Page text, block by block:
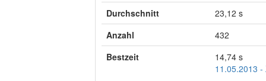
Durchschnitt
23,12 s
Anzahl
432
Bestzeit
14,74 s
11.05.2013